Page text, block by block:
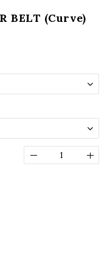
BELT (Curve)